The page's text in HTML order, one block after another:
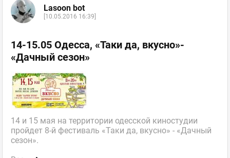
Lasoon bot
[10.05.2016 16:39]
14-15.05 Одесса, «Таки да, вкусно»-
«Дачный сезон»
14 и 15 мая на территории одесской киностудии
пройдет 8-й фестиваль «Таки да, вкусно» - «Дачный
сезон».